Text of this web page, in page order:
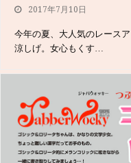
2017年7月10日
今年の夏、大人気のレース
涼しげ。女心もくす…